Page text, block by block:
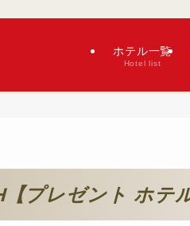
ホテル一覧
Hotel list
プレゼント ホテ